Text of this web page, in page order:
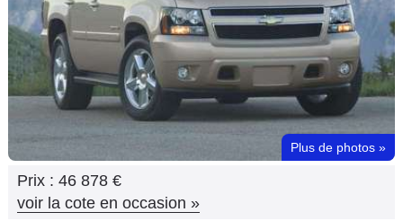
Flottes
Auto
Services
Forum
Moto
Plus de photos »
Prix : 46 878 €
voir la cote en occasion »